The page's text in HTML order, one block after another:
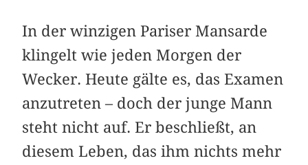
In der winzigen Pariser Mansarde
klingelt wie jeden Morgen der
Wecker. Heute gälte es, das Examen
anzutreten – doch der junge Mann
steht nicht auf. Er beschließt, an
diesem Leben, das ihm nichts mehr